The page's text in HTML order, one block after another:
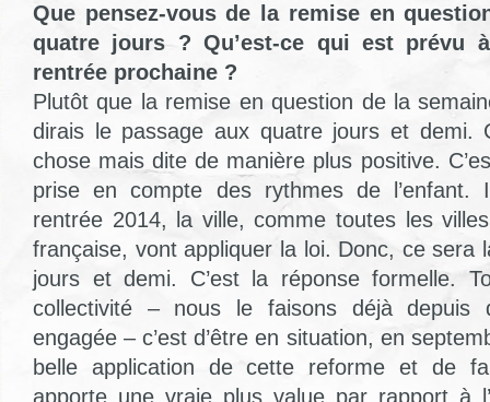
Que pensez-vous de la remise en
quatre jours ? Qu’est-ce qui est prévu
rentrée prochaine ?
Plutôt que la remise en question de la
dirais le passage aux quatre jours et demi.
chose mais dite de manière plus positive.
prise en compte des rythmes de l’enfant.
rentrée 2014, la ville, comme toutes les
française, vont appliquer la loi. Donc, ce sera
jours et demi. C’est la réponse formelle.
collectivité – nous le faisons déjà depuis
engagée – c’est d’être en situation, en
belle application de cette reforme et de
apporte une vraie plus value par rapport à